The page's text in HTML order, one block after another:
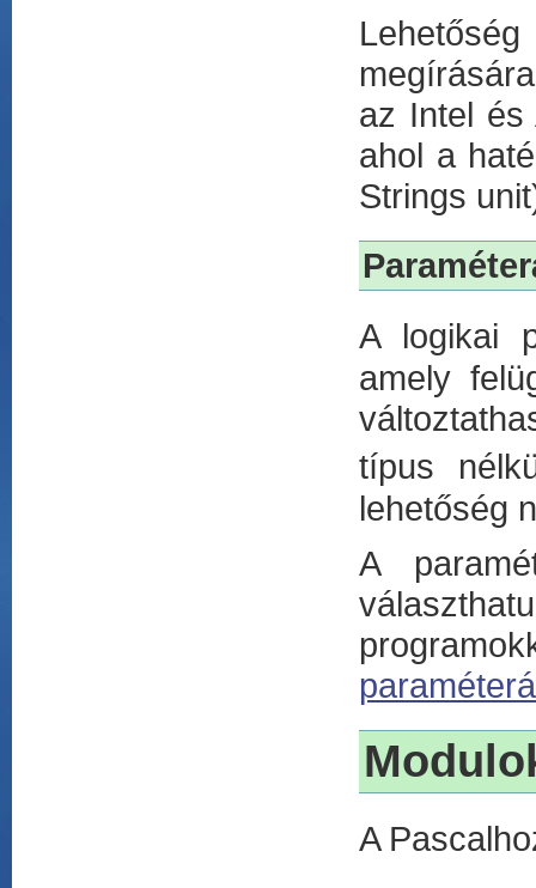
az Intel és
ahol a
Strings
A logikai
amely
típus
lehetőség
A
A